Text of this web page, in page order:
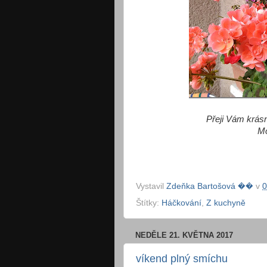
Přeji Vám
Vystavil Zdeňka Bartošová �� v
Štítky: Háčkování Z kuchyně
NEDĚLE 21. KVĚTNA 2017
víkend plný smíchu